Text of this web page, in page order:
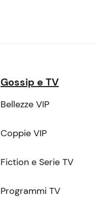
Gossip e TV
Bellezze VIP
Coppie VIP
Fiction e Serie TV
Programmi TV